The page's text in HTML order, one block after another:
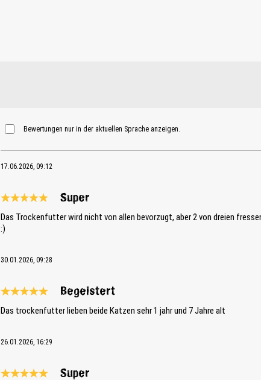
Bewertungen nur in der aktuellen Sprache anzeigen.
17.06.2026, 09:12
Super
Das Trockenfutter wird nicht von allen bevorzugt, aber 2 von dreien
:)
30.01.2026, 09:28
Begeistert
Das trockenfutter lieben beide Katzen sehr 1 jahr und 7 Jahre alt
26.01.2026, 16:29
Super